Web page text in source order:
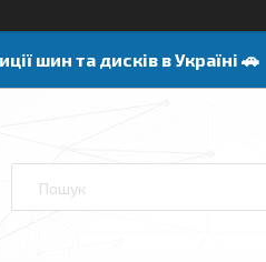
шин та дисків в Україні 🚗